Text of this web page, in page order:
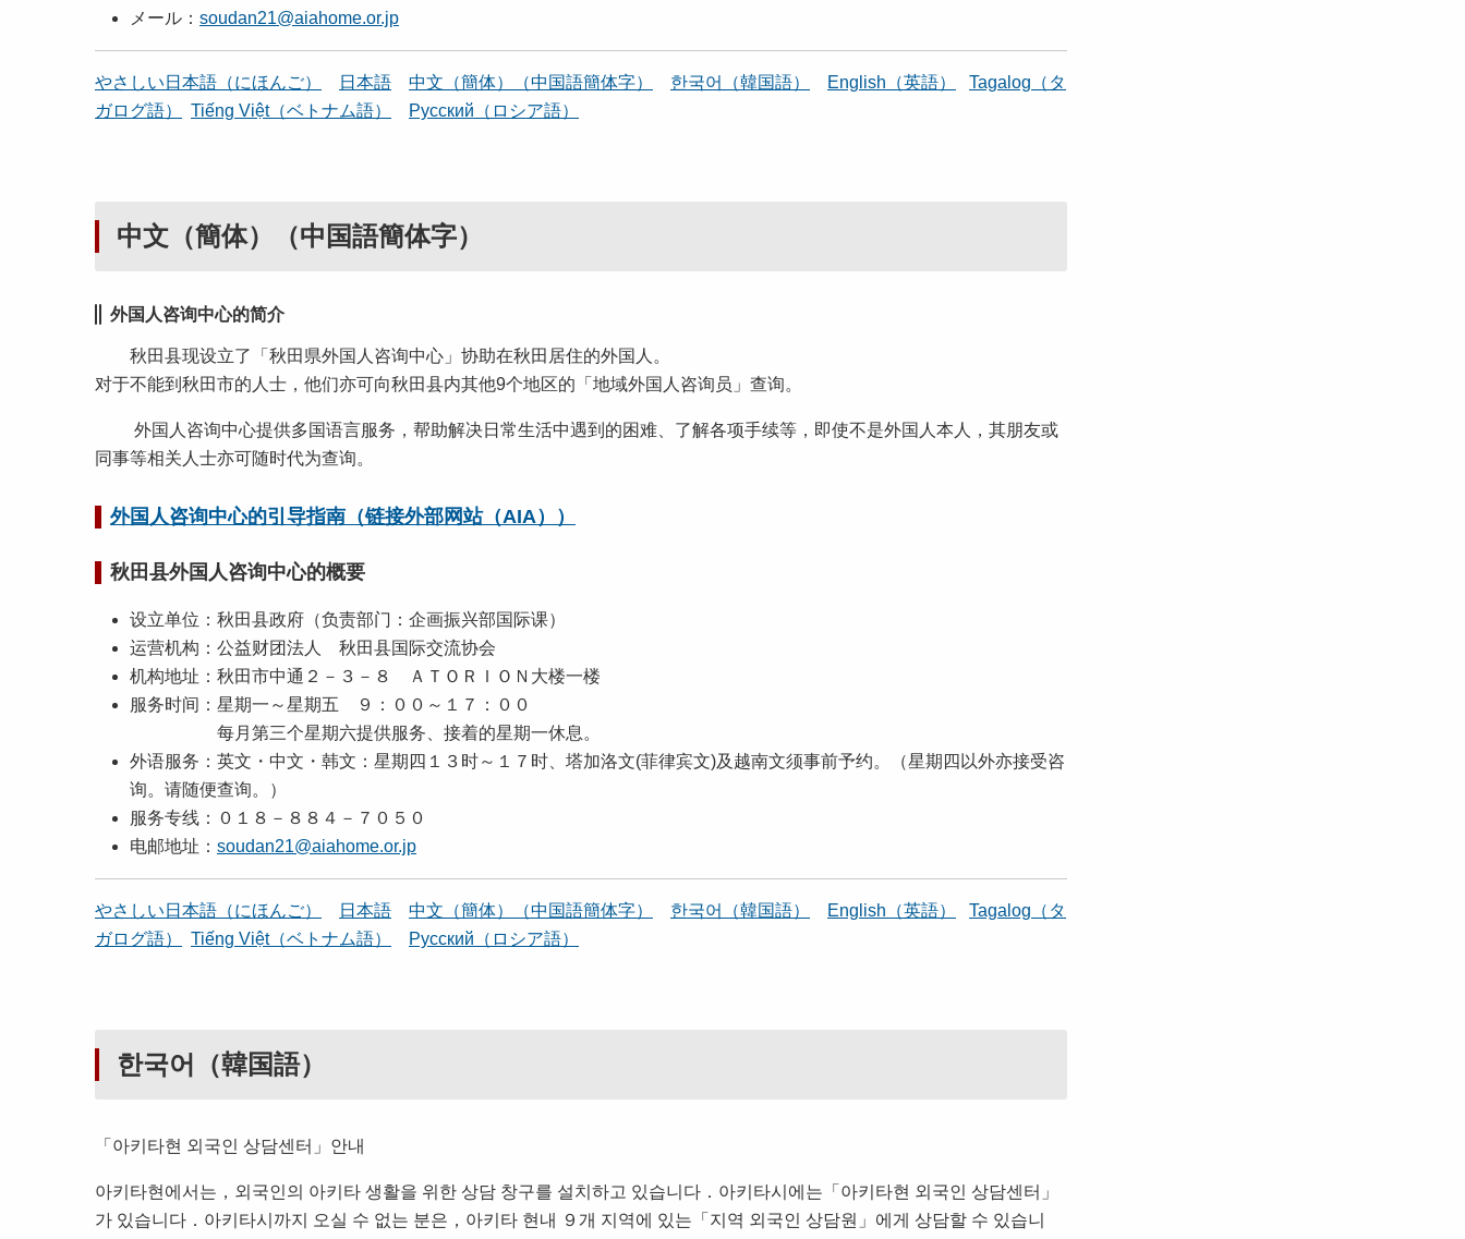
メール： soudan21@aiahome.or.jp
やさしい日本語（にほんご） 日本語 中文（簡体）（中国語簡体字） 한국어（韓国語） English（英語）
Tagalog（タ
ガログ語）
Tiếng Việt（ベトナム語） Pусский（ロシア語）
中文（簡体）（中国語簡体字）
外国人咨询中心的简介
秋田县现设立了「秋田県外国人咨询中心」协助在秋田居住的外国人。
对于不能到秋田市的人士，他们亦可向秋田县内其他9个地区的「地域外国人咨询员」查询。
外国人咨询中心提供多国语言服务，帮助解决日常生活中遇到的困难、了解各项手续等，即使不是外国人本人，其朋友或
同事等相关人士亦可随时代为查询。
外国人咨询中心的引导指南（链接外部网站（AIA））
秋田县外国人咨询中心的概要
设立单位：秋田县政府（负责部门：企画振兴部国际课）
运营机构：公益财团法人 秋田县国际交流协会
机构地址：秋田市中通２－３－８ ＡＴＯＲＩＯＮ大楼一楼
服务时间：星期一～星期五 ９：００～１７：００
每月第三个星期六提供服务、接着的星期一休息。
外语服务：英文・中文・韩文：星期四１３时～１７时、塔加洛文(菲律宾文)及越南文须事前予约。（星期四以外亦接受咨
询。请随便查询。）
服务专线：０１８－８８４－７０５０
电邮地址： soudan21@aiahome.or.jp
やさしい日本語（にほんご） 日本語 中文（簡体）（中国語簡体字） 한국어（韓国語） English（英語）
Tagalog（タ
ガログ語）
Tiếng Việt（ベトナム語） Pусский（ロシア語）
한국어（韓国語）
「아키타현 외국인 상담센터」안내
아키타현에서는，외국인의 아키타 생활을 위한 상담 창구를 설치하고 있습니다．아키타시에는「아키타현 외국인 상담센터」
가 있습니다．아키타시까지 오실 수 없는 분은，아키타 현내 ９개 지역에 있는「지역 외국인 상담원」에게 상담할 수 있습니